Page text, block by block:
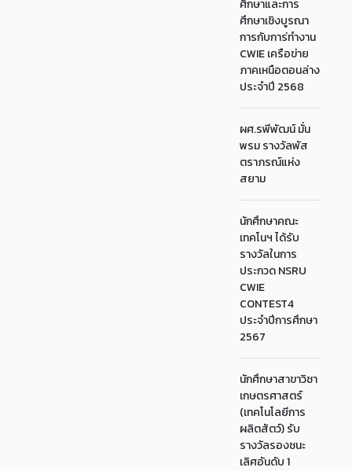
ศึกษาและการ
ศึกษาเชิงบูรณา
การกับการ่ทำงาน
CWIE เครือข่าย
ภาคเหนือตอนล่าง
ประจำปี 2568
ผศ.รพีพัฒน์ มั่น
พรม รางวัลพัส
ตราภรณ์แห่ง
สยาม
นักศึกษาคณะ
เทคโนฯ ได้รับ
รางวัลในการ
ประกวด NSRU
CWIE
CONTEST4
ประจำปีการศึกษา
2567
นักศึกษาสาขาวิชา
เกษตรศาสตร์
(เทคโนโลยีการ
ผลิตสัตว์) รับ
รางวัลรองชนะ
เลิศอันดับ 1